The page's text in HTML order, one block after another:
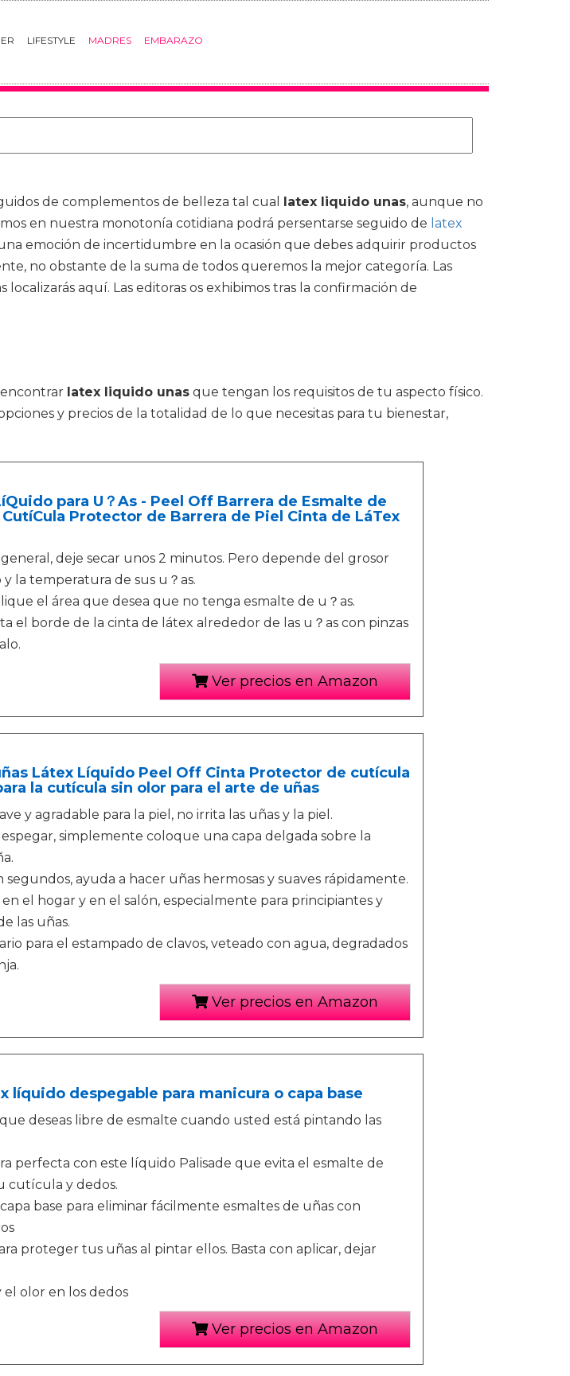
LIFESTYLE MADRES EMBARAZO
de complementos de belleza tal cual latex liquido unas, aunque no
en nuestra monotonía cotidiana podrá persentarse seguido de latex
emoción de incertidumbre en la ocasión que debes adquirir productos
no obstante de la suma de todos queremos la mejor categoría. Las
aquí. Las editoras os exhibimos tras la confirmación de
latex liquido unas que tengan los requisitos de tu aspecto físico.
y precios de la totalidad de lo que necesitas para tu bienestar,
para U？As - Peel Off Barrera de Esmalte de
Protector de Barrera de Piel Cinta de LáTex
deje secar unos 2 minutos. Pero depende del grosor
la temperatura de sus u？as.
el área que desea que no tenga esmalte de u？as.
el borde de la cinta de látex alrededor de las u？as con pinzas
Ver precios en Amazon
Látex Líquido Peel Off Cinta Protector de cutícula
la cutícula sin olor para el arte de uñas
y agradable para la piel, no irrita las uñas y la piel.
simplemente coloque una capa delgada sobre la
segundos, ayuda a hacer uñas hermosas y suaves rápidamente.
el hogar y en el salón, especialmente para principiantes y
las uñas.
para el estampado de clavos, veteado con agua, degradados
Ver precios en Amazon
líquido despegable para manicura o capa base
que deseas libre de esmalte cuando usted está pintando las
perfecta con este líquido Palisade que evita el esmalte de
cutícula y dedos.
base para eliminar fácilmente esmaltes de uñas con
proteger tus uñas al pintar ellos. Basta con aplicar, dejar
olor en los dedos
Ver precios en Amazon